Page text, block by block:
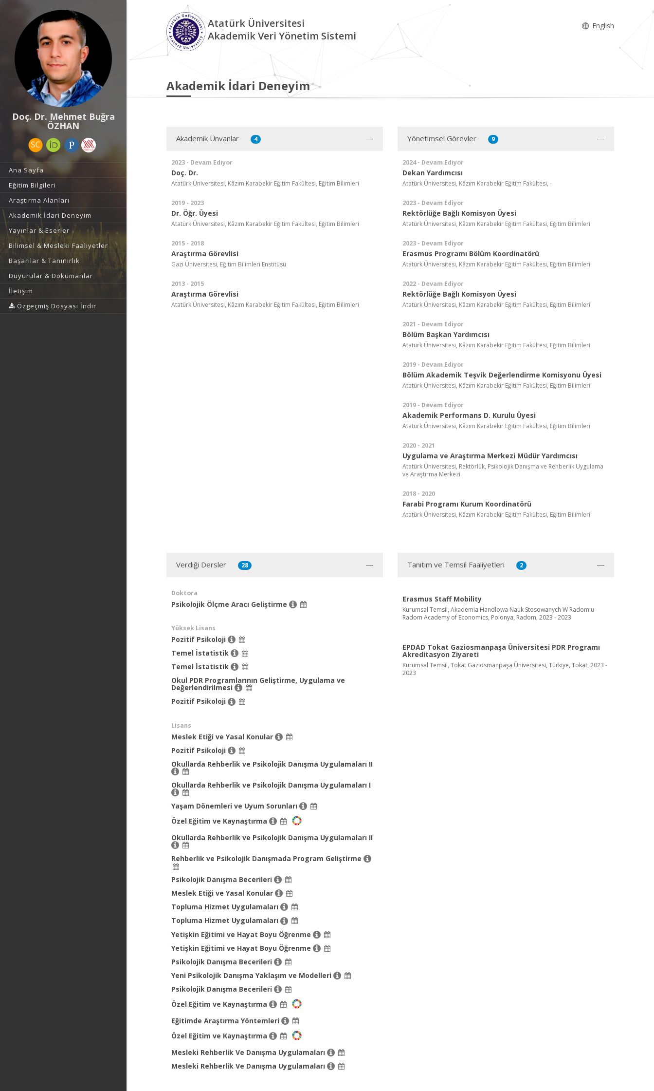
Doç. Dr. Mehmet Buğra
ÖZHAN
Ana Sayfa
Eğitim Bilgileri
Araştırma Alanları
Akademik İdari Deneyim
Yayınlar & Eserler
Bilimsel & Mesleki Faaliyetler
Başarılar & Tanınırlık
Duyurular & Dokümanlar
İletişim
Özgeçmiş Dosyası İndir
Atatürk Üniversitesi
Akademik Veri Yönetim Sistemi
English
Akademik İdari Deneyim
Akademik Ünvanlar 4
2023 - Devam Ediyor
Doç. Dr.
Atatürk Üniversitesi, Kâzım Karabekir Eğitim Fakültesi, Eğitim Bilimleri
2019 - 2023
Dr. Öğr. Üyesi
Atatürk Üniversitesi, Kâzım Karabekir Eğitim Fakültesi, Eğitim Bilimleri
2015 - 2018
Araştırma Görevlisi
Gazi Üniversitesi, Eğitim Bilimleri Enstitüsü
2013 - 2015
Araştırma Görevlisi
Atatürk Üniversitesi, Kâzım Karabekir Eğitim Fakültesi, Eğitim Bilimleri
Yönetimsel Görevler 9
2024 - Devam Ediyor
Dekan Yardımcısı
Atatürk Üniversitesi, Kâzım Karabekir Eğitim Fakültesi, -
2023 - Devam Ediyor
Rektörlüğe Bağlı Komisyon Üyesi
Atatürk Üniversitesi, Kâzım Karabekir Eğitim Fakültesi, Eğitim Bilimleri
2023 - Devam Ediyor
Erasmus Programı Bölüm Koordinatörü
Atatürk Üniversitesi, Kâzım Karabekir Eğitim Fakültesi, Eğitim Bilimleri
2022 - Devam Ediyor
Rektörlüğe Bağlı Komisyon Üyesi
Atatürk Üniversitesi, Kâzım Karabekir Eğitim Fakültesi, Eğitim Bilimleri
2021 - Devam Ediyor
Bölüm Başkan Yardımcısı
Atatürk Üniversitesi, Kâzım Karabekir Eğitim Fakültesi, Eğitim Bilimleri
2019 - Devam Ediyor
Bölüm Akademik Teşvik Değerlendirme Komisyonu Üyesi
Atatürk Üniversitesi, Kâzım Karabekir Eğitim Fakültesi, Eğitim Bilimleri
2019 - Devam Ediyor
Akademik Performans D. Kurulu Üyesi
Atatürk Üniversitesi, Kâzım Karabekir Eğitim Fakültesi, Eğitim Bilimleri
2020 - 2021
Uygulama ve Araştırma Merkezi Müdür Yardımcısı
Atatürk Üniversitesi, Rektörlük, Psikolojik Danışma ve Rehberlik Uygulama
ve Araştırma Merkezi
2018 - 2020
Farabi Programı Kurum Koordinatörü
Atatürk Üniversitesi, Kâzım Karabekir Eğitim Fakültesi, Eğitim Bilimleri
Verdiği Dersler 28
Doktora
Psikolojik Ölçme Aracı Geliştirme
Yüksek Lisans
Pozitif Psikoloji
Temel İstatistik
Temel İstatistik
Okul PDR Programlarının Geliştirme, Uygulama ve
Değerlendirilmesi
Pozitif Psikoloji
Lisans
Meslek Etiği ve Yasal Konular
Pozitif Psikoloji
Okullarda Rehberlik ve Psikolojik Danışma Uygulamaları II
Okullarda Rehberlik ve Psikolojik Danışma Uygulamaları I
Yaşam Dönemleri ve Uyum Sorunları
Özel Eğitim ve Kaynaştırma
Okullarda Rehberlik ve Psikolojik Danışma Uygulamaları II
Rehberlik ve Psikolojik Danışmada Program Geliştirme
Psikolojik Danışma Becerileri
Meslek Etiği ve Yasal Konular
Topluma Hizmet Uygulamaları
Topluma Hizmet Uygulamaları
Yetişkin Eğitimi ve Hayat Boyu Öğrenme
Yetişkin Eğitimi ve Hayat Boyu Öğrenme
Psikolojik Danışma Becerileri
Yeni Psikolojik Danışma Yaklaşım ve Modelleri
Psikolojik Danışma Becerileri
Özel Eğitim ve Kaynaştırma
Eğitimde Araştırma Yöntemleri
Özel Eğitim ve Kaynaştırma
Mesleki Rehberlik Ve Danışma Uygulamaları
Mesleki Rehberlik Ve Danışma Uygulamaları
Tanıtım ve Temsil Faaliyetleri 2
Erasmus Staff Mobility
Kurumsal Temsil, Akademia Handlowa Nauk Stosowanych W Radomıu-
Radom Academy of Economics, Polonya, Radom, 2023 - 2023
EPDAD Tokat Gaziosmanpaşa Üniversitesi PDR Programı
Akreditasyon Ziyareti
Kurumsal Temsil, Tokat Gaziosmanpaşa Üniversitesi, Türkiye, Tokat, 2023 -
2023